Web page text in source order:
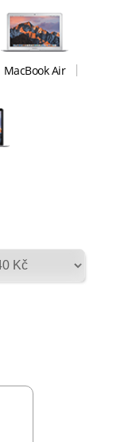
MacBook Air